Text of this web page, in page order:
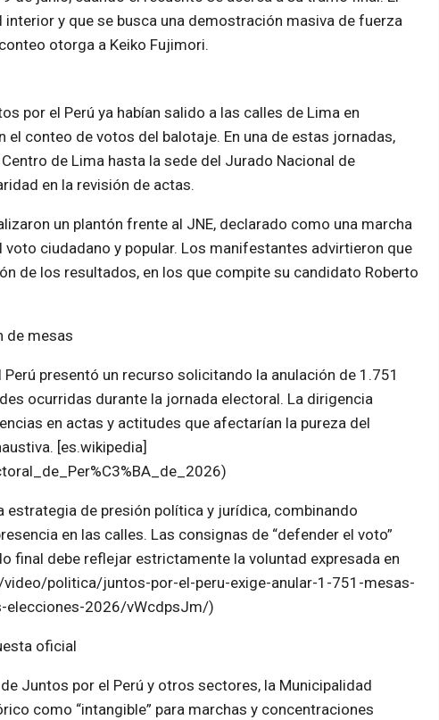
y que se busca una demostración masiva de fuerza
otorga a Keiko Fujimori.
por el Perú ya habían salido a las calles de Lima en
conteo de votos del balotaje. En una de estas jornadas,
de Lima hasta la sede del Jurado Nacional de
en la revisión de actas.
un plantón frente al JNE, declarado como una marcha
ciudadano y popular. Los manifestantes advirtieron que
de los resultados, en los que compite su candidato Roberto
de mesas
presentó un recurso solicitando la anulación de 1.751
ocurridas durante la jornada electoral. La dirigencia
en actas y actitudes que afectarían la pureza del
[es.wikipedia]
estrategia de presión política y jurídica, combinando
en las calles. Las consignas de “defender el voto”
final debe reflejar estrictamente la voluntad expresada en
politica/juntos-por-el-peru-exige-anular-1-751-mesas-
elecciones-2026/vWcdpsJm/)
oficial
Juntos por el Perú y otros sectores, la Municipalidad
como “intangible” para marchas y concentraciones